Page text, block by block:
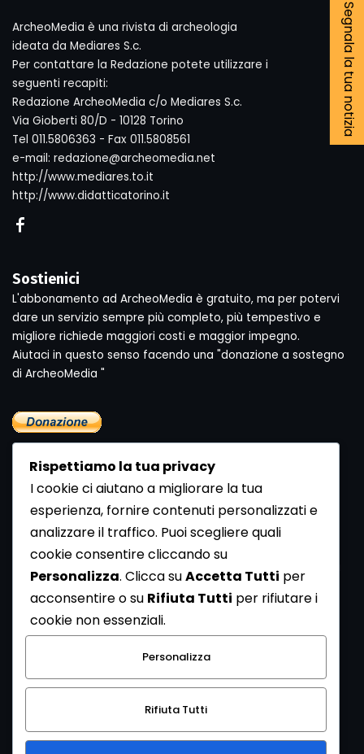
Segnala la tua notizia
ArcheoMedia è una rivista di archeologia
ideata da Mediares S.c.
Per contattare la Redazione potete utilizzare i
seguenti recapiti:
Redazione ArcheoMedia c/o Mediares S.c.
Via Gioberti 80/D - 10128 Torino
Tel 011.5806363 - Fax 011.5808561
e-mail: redazione@archeomedia.net
http://www.mediares.to.it
http://www.didatticatorino.it
Sostienici
L'abbonamento ad ArcheoMedia è gratuito, ma per potervi
dare un servizio sempre più completo, più tempestivo e
migliore richiede maggiori costi e maggior impegno.
Aiutaci in questo senso facendo una "donazione a sostegno
di ArcheoMedia "
Newsletter
Se vuoi ricevere la Rivista gratuita di archeologia realizzata
dalla Redazione di ArcheoMedia iscriviti alla nostra
Newsletter [Clicca Qui]
Con l'invio del messaggio l'utente dichiara di aver letto
l’informativa sulla privacy e di acconsentire al trattamento
dei propri dati personali.
Rispettiamo la tua privacy
I cookie ci aiutano a migliorare la tua
esperienza, fornire contenuti personalizzati e
analizzare il traffico. Puoi scegliere quali
cookie consentire cliccando su
Personalizza. Clicca suAccetta Tutti per
acconsentire o su Rifiuta Tutti per rifiutare i
cookie non essenziali.
Personalizza
Rifiuta Tutti